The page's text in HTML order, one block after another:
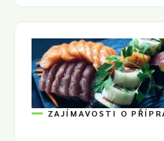
ZAJÍMAVOSTI O